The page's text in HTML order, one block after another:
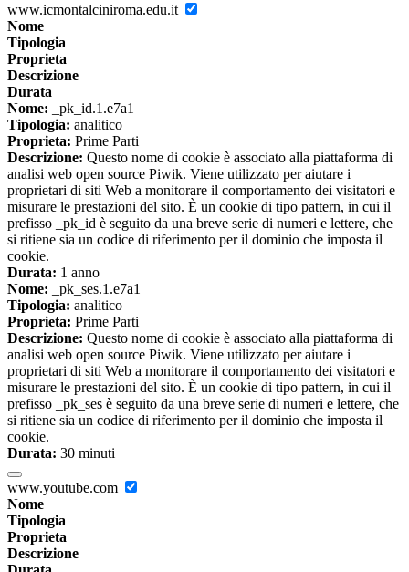
www.icmontalciniroma.edu.it
Nome
Tipologia
Proprieta
Descrizione
Durata
Nome: _pk_id.1.e7a1
Tipologia: analitico
Proprieta: Prime Parti
Descrizione: Questo nome di cookie è associato alla piattaforma di
analisi web open source Piwik. Viene utilizzato per aiutare i
proprietari di siti Web a monitorare il comportamento dei visitatori e
misurare le prestazioni del sito. È un cookie di tipo pattern, in cui il
prefisso _pk_id è seguito da una breve serie di numeri e lettere, che
si ritiene sia un codice di riferimento per il dominio che imposta il
cookie.
Durata: 1 anno
Nome: _pk_ses.1.e7a1
Tipologia: analitico
Proprieta: Prime Parti
Descrizione: Questo nome di cookie è associato alla piattaforma di
analisi web open source Piwik. Viene utilizzato per aiutare i
proprietari di siti Web a monitorare il comportamento dei visitatori e
misurare le prestazioni del sito. È un cookie di tipo pattern, in cui il
prefisso _pk_ses è seguito da una breve serie di numeri e lettere, che
si ritiene sia un codice di riferimento per il dominio che imposta il
cookie.
Durata: 30 minuti
www.youtube.com
Nome
Tipologia
Proprieta
Descrizione